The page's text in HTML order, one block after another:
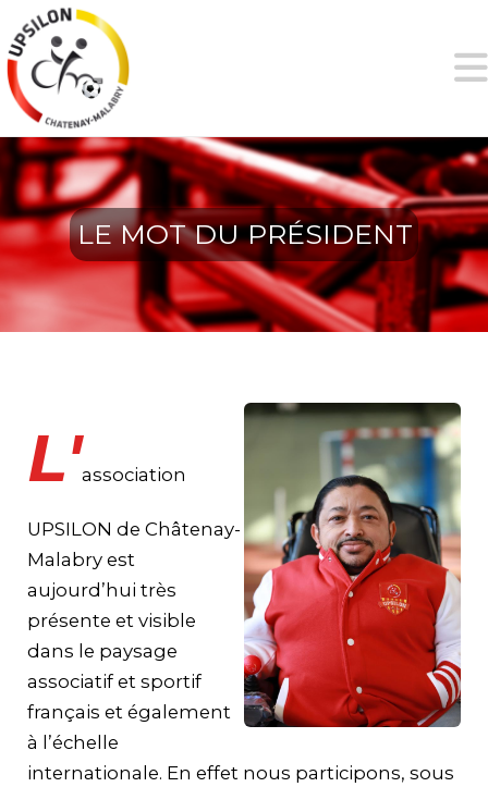
LE MOT DU PRÉSIDENT
L'association
UPSILON de Châtenay-
Malabry est
aujourd’hui très
présente et visible
dans le paysage
associatif et sportif
français et également
à l’échelle
internationale. En effet nous participons, sous